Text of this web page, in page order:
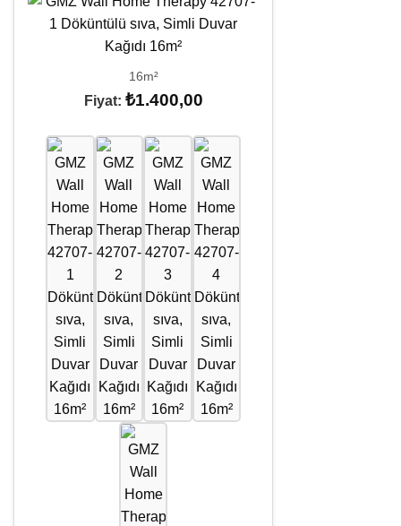
16m²
Fiyat: ₺1.400,00